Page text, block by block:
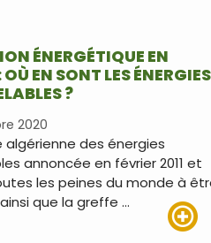
ÉNERGÉTIQUE EN
EN SONT LES ÉNERGIES
?
2020
algérienne des énergies
annoncée en février 2011 et
les peines du monde à
que la greffe …